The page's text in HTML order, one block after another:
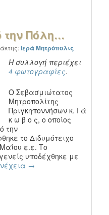
την Πόλη…
Ιερά Μητρόπολις
Η συλλογή περιέχει
4 φωτογραφίες.
Ο Σεβασμιώτατος
Μητροπολίτης
Πριγκηποννήσων κ. Ι ά
κ ω β ο ς, ο οποίος
την
το Διδυμότειχο
ε.ε. Το
υποδέχθηκε με
→